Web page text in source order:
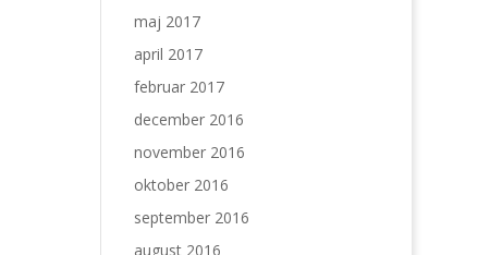
maj 2017
april 2017
februar 2017
december 2016
november 2016
oktober 2016
september 2016
august 2016